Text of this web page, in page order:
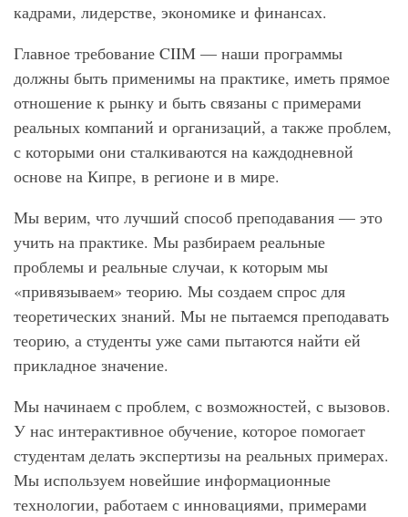
кадрами, лидерстве, экономике и финансах.
Главное требование CIIM — наши программы
должны быть применимы на практике, иметь прямое
отношение к рынку и быть связаны с примерами
реальных компаний и организаций, а также проблем,
с которыми они сталкиваются на каждодневной
основе на Кипре, в регионе и в мире.
Мы верим, что лучший способ преподавания — это
учить на практике. Мы разбираем реальные
проблемы и реальные случаи, к которым мы
«привязываем» теорию. Мы создаем спрос для
теоретических знаний. Мы не пытаемся преподавать
теорию, а студенты уже сами пытаются найти ей
прикладное значение.
Мы начинаем с проблем, с возможностей, с вызовов.
У нас интерактивное обучение, которое помогает
студентам делать экспертизы на реальных примерах.
Мы используем новейшие информационные
технологии, работаем с инновациями, примерами